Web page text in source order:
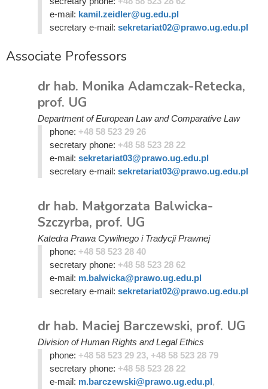
e-mail: kamil.zeidler@ug.edu.pl
secretary e-mail: sekretariat02@prawo.ug.edu.pl
Associate Professors
dr hab. Monika Adamczak-Retecka,
prof. UG
Department of European Law and Comparative Law
phone: +48 58 523 29 26
secretary phone: +48 58 523 28 22
e-mail: sekretariat03@prawo.ug.edu.pl
secretary e-mail: sekretariat03@prawo.ug.edu.pl
dr hab. Małgorzata Balwicka-
Szczyrba, prof. UG
Katedra Prawa Cywilnego i Tradycji Prawnej
phone: +48 58 523 28 40
secretary phone: +48 58 523 28 62
e-mail: m.balwicka@prawo.ug.edu.pl
secretary e-mail: sekretariat02@prawo.ug.edu.pl
dr hab. Maciej Barczewski, prof. UG
Division of Human Rights and Legal Ethics
phone: +48 58 523 29 23, +48 58 523 28 79
secretary phone: +48 58 523 28 22
e-mail: m.barczewski@prawo.ug.edu.pl,